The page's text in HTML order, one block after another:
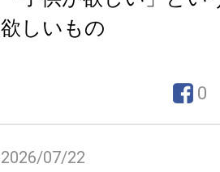
欲しいもの
0
2026/07/22